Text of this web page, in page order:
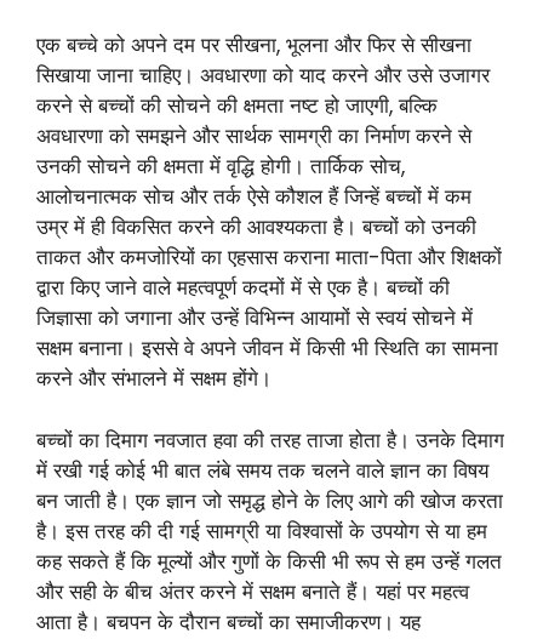
एक बच्चे को अपने दम पर सीखना, भूलना और फिर से सीखना
सिखाया जाना चाहिए। अवधारणा को याद करने और उसे उजागर
करने से बच्चों की सोचने की क्षमता नष्ट हो जाएगी, बल्कि
अवधारणा को समझने और सार्थक सामग्री का निर्माण करने से
उनकी सोचने की क्षमता में वृद्धि होगी। तार्किक सोच,
आलोचनात्मक सोच और तर्क ऐसे कौशल हैं जिन्हें बच्चों में कम
उम्र में ही विकसित करने की आवश्यकता है। बच्चों को उनकी
ताकत और कमजोरियों का एहसास कराना माता-पिता और शिक्षकों
द्वारा किए जाने वाले महत्वपूर्ण कदमों में से एक है। बच्चों की
जिज्ञासा को जगाना और उन्हें विभिन्न आयामों से स्वयं सोचने में
सक्षम बनाना। इससे वे अपने जीवन में किसी भी स्थिति का सामना
करने और संभालने में सक्षम होंगे।
बच्चों का दिमाग नवजात हवा की तरह ताजा होता है। उनके दिमाग
में रखी गई कोई भी बात लंबे समय तक चलने वाले ज्ञान का विषय
बन जाती है। एक ज्ञान जो समृद्ध होने के लिए आगे की खोज करता
है। इस तरह की दी गई सामग्री या विश्वासों के उपयोग से या हम
कह सकते हैं कि मूल्यों और गुणों के किसी भी रूप से हम उन्हें गलत
और सही के बीच अंतर करने में सक्षम बनाते हैं। यहां पर महत्व
आता है। बचपन के दौरान बच्चों का समाजीकरण। यह